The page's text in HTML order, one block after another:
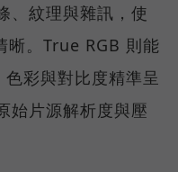
、紋理與雜訊，使
晰。True RGB 則能
彩與對比度精準呈
始片源解析度與壓